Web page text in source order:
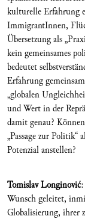
kulturelle Erfahrung
ImmigrantInnen,
Übersetzung als
kein gemeinsames
bedeutet
Erfahrung
„globalen
und Wert in der
damit genau?
„Passage zur
Potenzial anstellen?
Tomislav Longinović:
Wunsch geleitet,
Globalisierung, ihrer